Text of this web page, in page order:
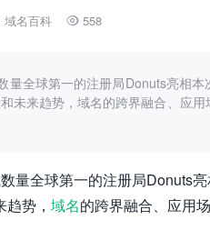
域名百科  558
全球第一的注册局Donuts亮相本
未来趋势，域名的跨界融合、应用
量全球第一的注册局Donuts
势， 域名的跨界融合、应用